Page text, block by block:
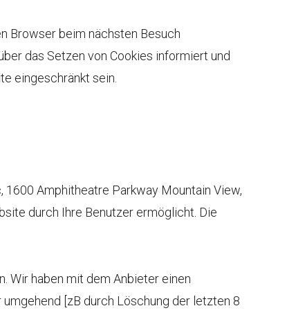
Browser beim nächsten Besuch
das Setzen von Cookies informiert und
eingeschränkt sein.
Amphitheatre Parkway Mountain View,
durch Ihre Benutzer ermöglicht. Die
Wir haben mit dem Anbieter einen
[zB durch Löschung der letzten 8